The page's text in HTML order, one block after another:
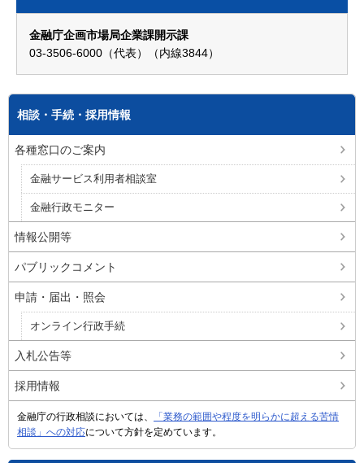
金融庁企画市場局企業課開示課
03-3506-6000（代表）（内線3844）
相談・手続・採用情報
各種窓口のご案内
金融サービス利用者相談室
金融行政モニター
情報公開等
パブリックコメント
申請・届出・照会
オンライン行政手続
入札公告等
採用情報
金融庁の行政相談においては、
「業務の範囲や程度を明らかに超える苦情
相談」への対応について方針を定めています。